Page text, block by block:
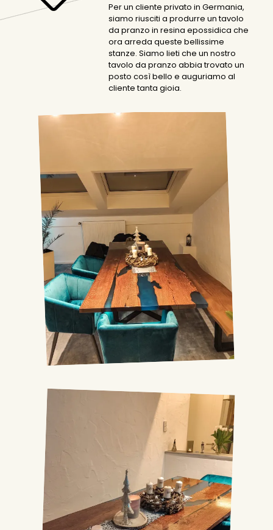
Per un cliente privato in Germania,
siamo riusciti a produrre un tavolo
da pranzo in resina epossidica che
ora arreda queste bellissime
stanze. Siamo lieti che un nostro
tavolo da pranzo abbia trovato un
posto così bello e auguriamo al
cliente tanta gioia.